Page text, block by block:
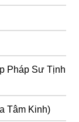
Pháp Sư Tịnh
Tâm Kinh)